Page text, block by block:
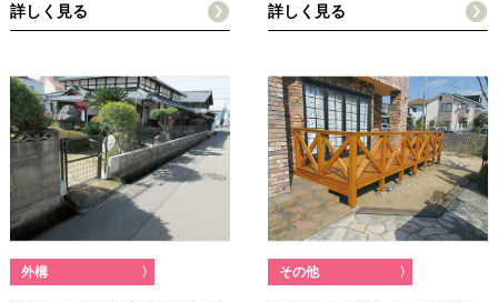
詳しく見る 詳しく見る
外構 〉 その他 〉